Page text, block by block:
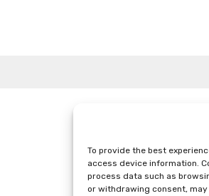
To provide the best
access device information.
process data such as
or withdrawing consent,